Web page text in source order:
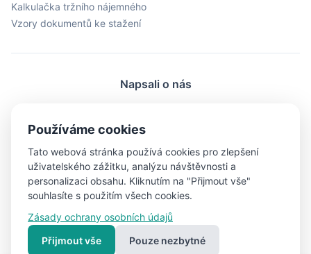
Kalkulačka tržního nájemného
Vzory dokumentů ke stažení
Napsali o nás
Objektiv24.cz iBydleni.cz Bigg.cz
© 2026 RealFree.cz - Všechna práva vyhrazena
Nastavení Vytvořeno s ❤ pro lepší bydlení | Vytvořil
Používáme cookies
Tato webová stránka používá cookies pro zlepšení
uživatelského zážitku, analýzu návštěvnosti a
personalizaci obsahu. Kliknutím na "Přijmout vše"
souhlasíte s použitím všech cookies.
Zásady ochrany osobních údajů
Přijmout vše
Pouze nezbytné